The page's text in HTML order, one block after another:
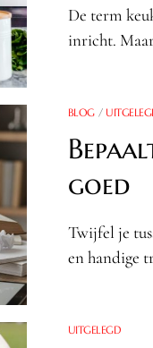
De term
inricht.
BLOG /
goed
Twijfel je
en handige
UITGELEGD